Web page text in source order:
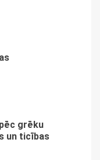
grēku
un ticības